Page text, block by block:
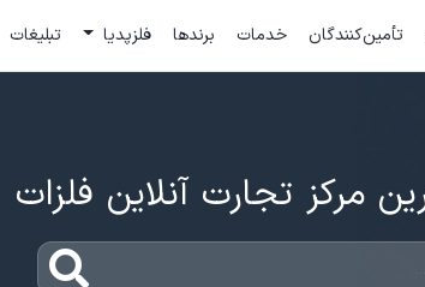
تأمین‌کنندگان خدمات برندها فلزپدیا تبلیغات